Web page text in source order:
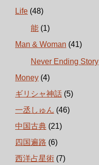
Life (48)
能 (1)
Man & Woman (41)
Never Ending Story
Money (4)
ギリシャ神話 (5)
一丞しゅん (46)
中国古典 (21)
四国遍路 (6)
西洋占星術 (7)